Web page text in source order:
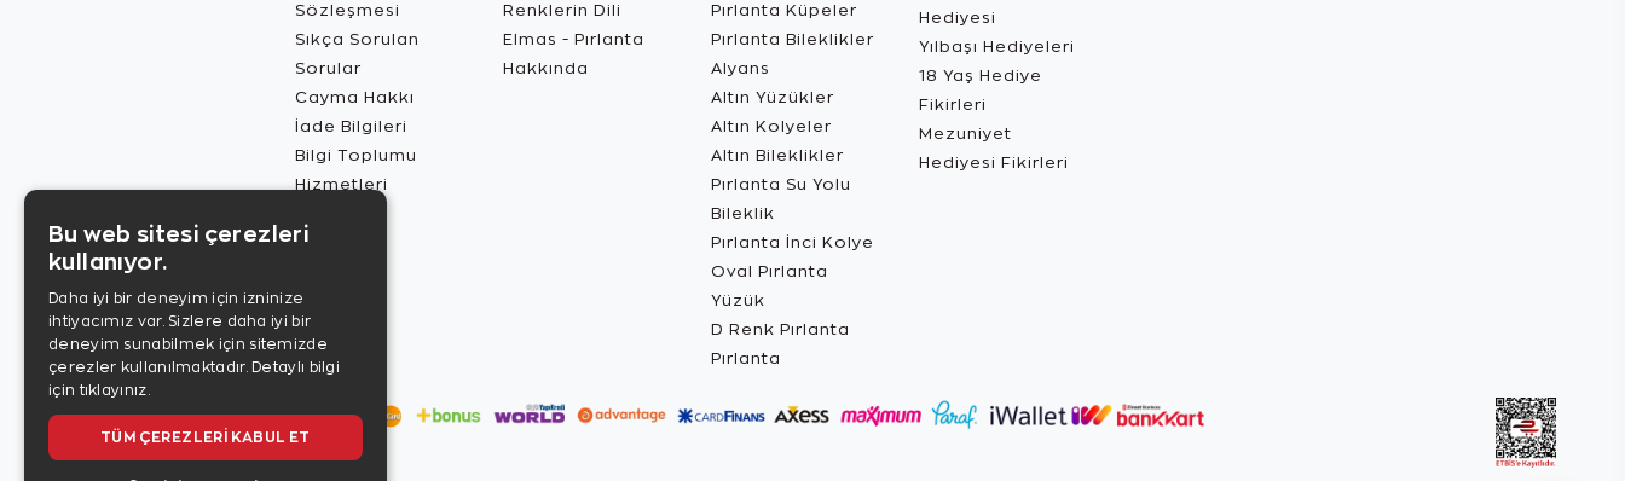
Sözleşmesi
Sıkça Sorulan
Sorular
Cayma Hakkı
İade Bilgileri
Bilgi Toplumu
Hizmetleri
Renklerin Dili
Elmas - Pırlanta
Hakkında
Pırlanta Küpeler
Pırlanta Bileklikler
Alyans
Altın Yüzükler
Altın Kolyeler
Altın Bileklikler
Pırlanta Su Yolu
Bileklik
Pırlanta İnci Kolye
Oval Pırlanta
Yüzük
D Renk Pırlanta
Pırlanta
Hediyesi
Yılbaşı Hediyeleri
18 Yaş Hediye
Fikirleri
Mezuniyet
Hediyesi Fikirleri
Bu web sitesi çerezleri
kullanıyor.
Daha iyi bir deneyim için izninize
ihtiyacımız var. Sizlere daha iyi bir
deneyim sunabilmek için sitemizde
çerezler kullanılmaktadır. Detaylı bilgi
için tıklayınız.
TÜM ÇEREZLERI KABUL ET